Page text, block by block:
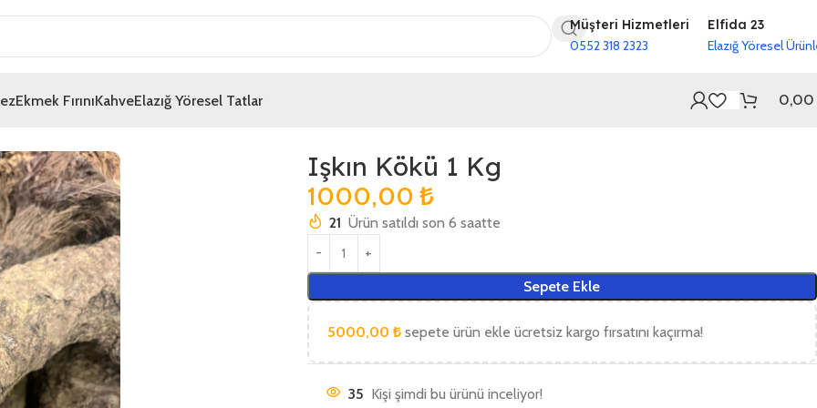
Müşteri Hizmetleri
0552 318 2323
Elfida 23
Elazığ Yöresel
Ekmek FırınıKahveElazığ Yöresel Tatlar 0,00
Işkın Kökü 1 Kg
1000,00 ₺
21 Ürün satıldı son 6 saatte
Sepete Ekle
5000,00 ₺sepete ürün ekle ücretsiz kargo fırsatını kaçırma!
35 Kişi şimdi bu ürünü inceliyor!